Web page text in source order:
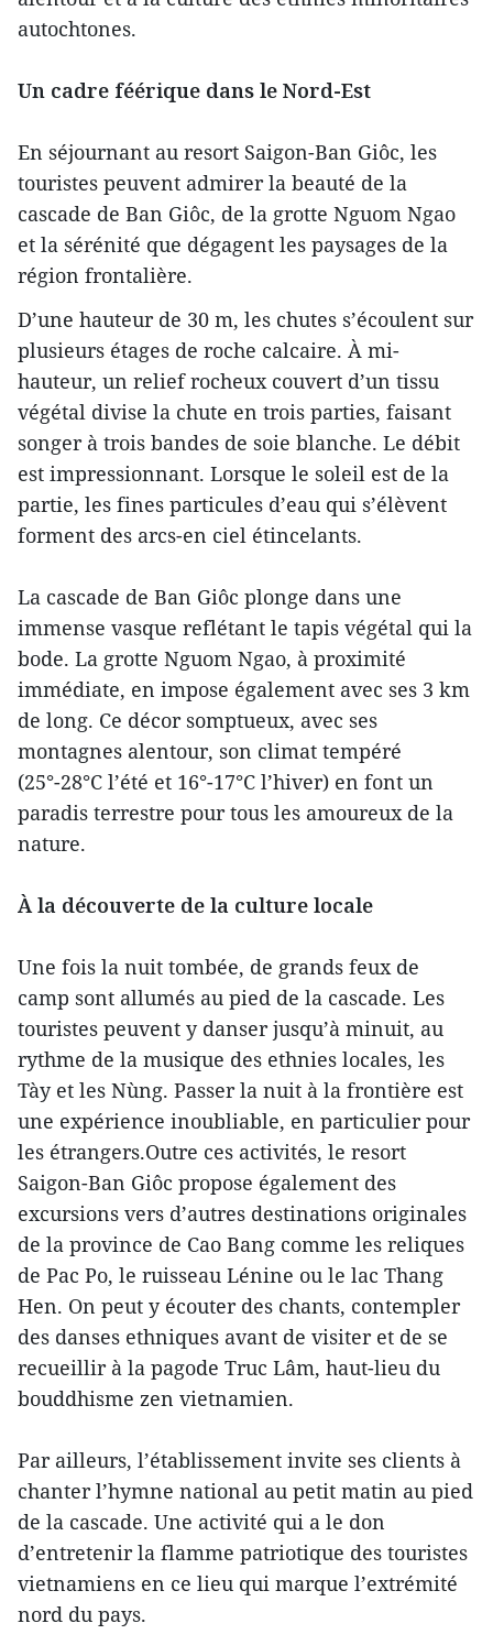
autochtones.
Un cadre féérique dans le Nord-Est
En séjournant au resort Saigon-Ban Giôc, les
touristes peuvent admirer la beauté de la
cascade de Ban Giôc, de la grotte Nguom Ngao
et la sérénité que dégagent les paysages de la
région frontalière.
D’une hauteur de 30 m, les chutes s’écoulent sur
plusieurs étages de roche calcaire. À mi-
hauteur, un relief rocheux couvert d’un tissu
végétal divise la chute en trois parties, faisant
songer à trois bandes de soie blanche. Le débit
est impressionnant. Lorsque le soleil est de la
partie, les fines particules d’eau qui s’élèvent
forment des arcs-en ciel étincelants.
La cascade de Ban Giôc plonge dans une
immense vasque reflétant le tapis végétal qui la
bode. La grotte Nguom Ngao, à proximité
immédiate, en impose également avec ses 3 km
de long. Ce décor somptueux, avec ses
montagnes alentour, son climat tempéré
(25°-28°C l’été et 16°-17°C l’hiver) en font un
paradis terrestre pour tous les amoureux de la
nature.
À la découverte de la culture locale
Une fois la nuit tombée, de grands feux de
camp sont allumés au pied de la cascade. Les
touristes peuvent y danser jusqu’à minuit, au
rythme de la musique des ethnies locales, les
Tày et les Nùng. Passer la nuit à la frontière est
une expérience inoubliable, en particulier pour
les étrangers.Outre ces activités, le resort
Saigon-Ban Giôc propose également des
excursions vers d’autres destinations originales
de la province de Cao Bang comme les reliques
de Pac Po, le ruisseau Lénine ou le lac Thang
Hen. On peut y écouter des chants, contempler
des danses ethniques avant de visiter et de se
recueillir à la pagode Truc Lâm, haut-lieu du
bouddhisme zen vietnamien.
Par ailleurs, l’établissement invite ses clients à
chanter l’hymne national au petit matin au pied
de la cascade. Une activité qui a le don
d’entretenir la flamme patriotique des touristes
vietnamiens en ce lieu qui marque l’extrémité
nord du pays.